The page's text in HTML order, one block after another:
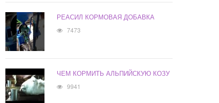
РЕАСИЛ КОРМОВАЯ ДОБАВКА
7473
ЧЕМ КОРМИТЬ АЛЬПИЙСКУЮ КОЗУ
9941